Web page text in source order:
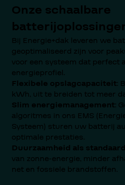
Onze schaalbare
Bij Energie+dak leveren we
geoptimaliseerd zijn voor
voor een systeem dat perfect
energieprofiel.
Flexibele opslagcapaciteit:
kWh, uit te breiden tot meer
Slim energiemanagement:
algoritmes in ons EMS
Systeem) sturen uw batterij
optimale prestaties.
Duurzaamheid als standaard
van zonne-energie, minder
net en fossiele brandstoffen.